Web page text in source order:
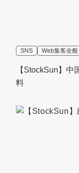
SNS Web集客全般
【StockSun】
料